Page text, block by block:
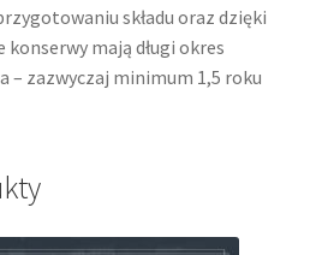
składu oraz dzięki
konserwy mają długi okres
– zazwyczaj minimum 1,5 roku